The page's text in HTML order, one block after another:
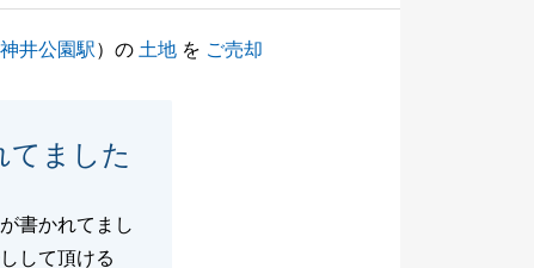
井公園駅）の 土地 を ご売却
てました
書かれてまし
して頂ける